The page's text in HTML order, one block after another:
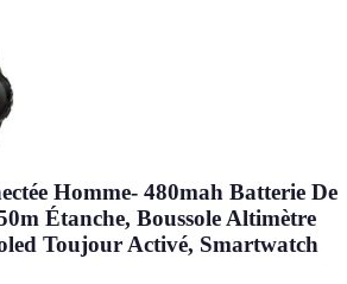
Homme- 480mah Batterie De
Étanche, Boussole Altimètre
Toujour Activé, Smartwatch